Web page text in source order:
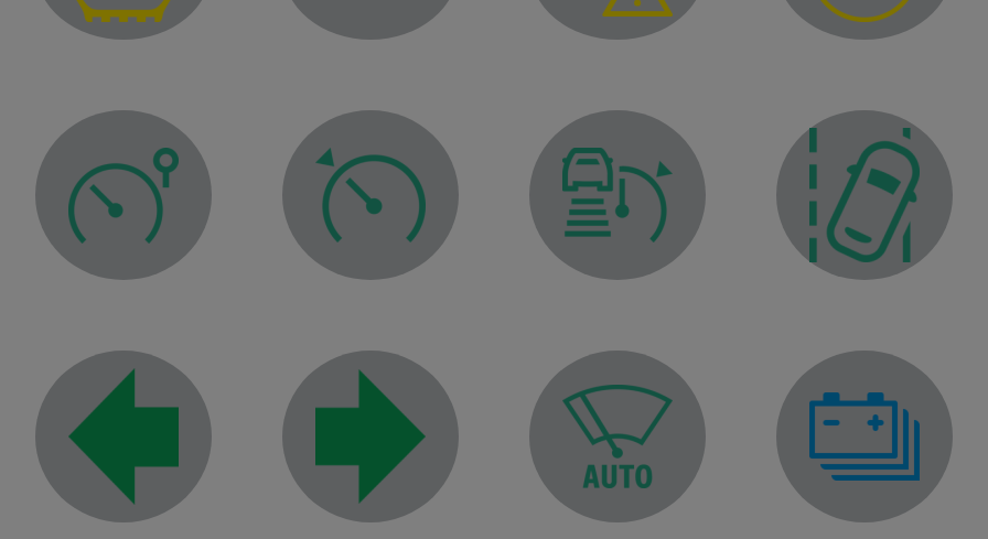
Opozorilna lučka za nezadostno napolnjenost pnevmatik
Opozorilna lučka prekoračitve hitrostiOpozorilna lučka
Opozorilna lučka omejevalnika hitrostiOpozorilna lučka regulatorja hitrosti Kontrolna lučka prilagodljivega regulatorja hitrosti Stop and
Opozorilna lučka za
Kontrolna lučka levih smerokazov Kontrolna lučka desnih smero- kazov
Opozorilna lučka funkcije samodejnega brisanja
Kontrolna lučka